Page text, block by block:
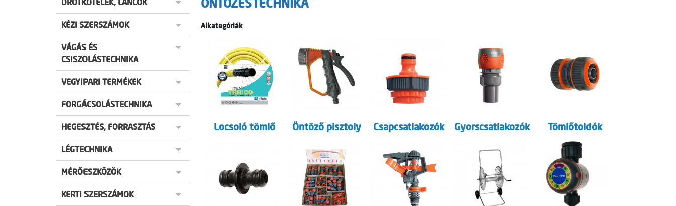
DRÓTKÖTELEK, LÁNCOK
KÉZI SZERSZÁMOK
VÁGÁS ÉS
CSISZOLÁSTECHNIKA
VEGYIPARI TERMÉKEK
FORGÁCSOLÁSTECHNIKA
HEGESZTÉS, FORRASZTÁS
LÉGTECHNIKA
MÉRŐESZKÖZÖK
KERTI SZERSZÁMOK
ÖNTÖZÉSTECHNIKA
Alkategóriák
Locsoló tömlő Öntöző pisztoly Csapcsatlakozók Gyorscsatlakozók Tömlőtoldók